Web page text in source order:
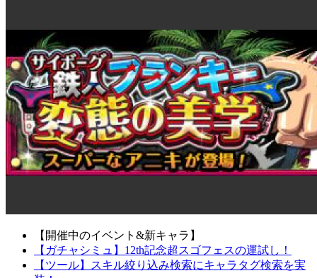
【開催中のイベント&新キャラ】
【ガチャシミュ】12th記念超スゴフェスの運試し！
【ツール】スキル絞り込み検索にキャラタグ検索を実